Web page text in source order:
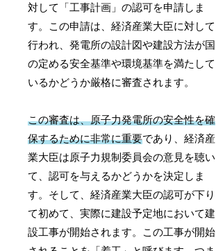
対して「工事計画」の認可を申請しま
す。この申請は、経済産業大臣に対して
行われ、発電所の設計図や建設方法が国
の定める安全基準や環境基準を満たして
いるかどうか厳格に審査されます。
この審査は、原子力発電所の安全性を確
保するために非常に重要であり、経済産
業大臣は原子力規制委員会の意見を聴い
て、認可を与えるかどうかを決定しま
す。そして、経済産業大臣の認可が下り
て初めて、実際に建設予定地において建
設工事が開始されます。この工事が開始